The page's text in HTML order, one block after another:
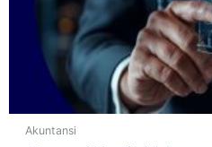
Akuntansi